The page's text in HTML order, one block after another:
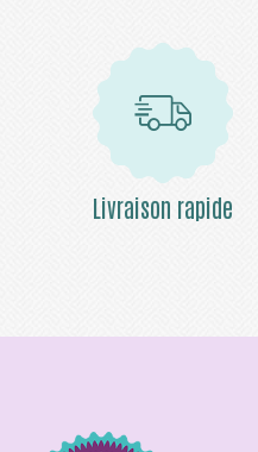
Livraison rapide